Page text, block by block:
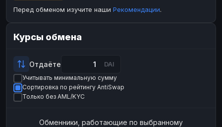
Perfect Money USD
PayPal
Perfect Money
БАЛАНСЫ КРИПТОБИРЖ
ИНТЕРНЕТ БАНКИНГ
Перед обменом изучите наши Рекомендации.
Курсы обмена
Отдаёте DAI
Учитывать минимальную сумму
Сортировка по рейтингу AntiSwap
Только без AML/KYC
Обменники, работающие по выбранному